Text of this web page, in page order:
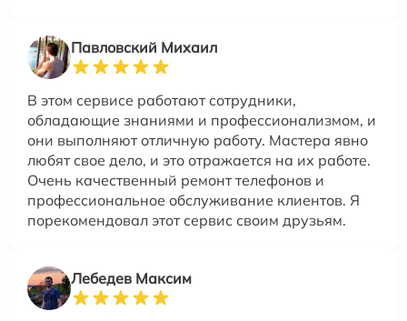
Павловский Михаил
В этом сервисе работают сотрудники,
обладающие знаниями и профессионализмом, и
они выполняют отличную работу. Мастера явно
любят свое дело, и это отражается на их работе.
Очень качественный ремонт телефонов и
профессиональное обслуживание клиентов. Я
порекомендовал этот сервис своим друзьям.
Лебедев Максим